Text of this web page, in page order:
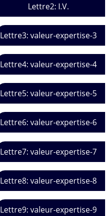
Lettre2: I.V.
Lettre3: valeur-expertise-3
Lettre4: valeur-expertise-4
Lettre5: valeur-expertise-5
Lettre6: valeur-expertise-6
Lettre7: valeur-expertise-7
Lettre8: valeur-expertise-8
Lettre9: valeur-expertise-9